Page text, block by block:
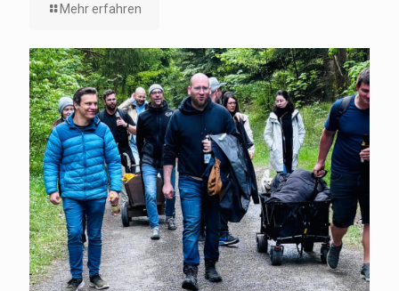
Mehr erfahren